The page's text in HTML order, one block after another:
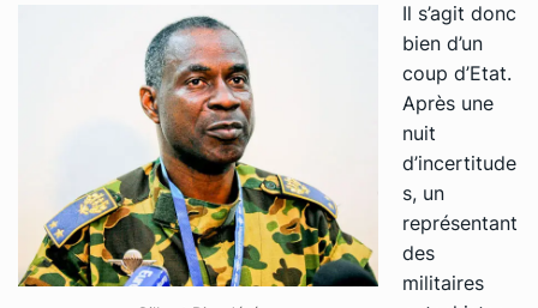
Il s’agit donc
bien d’un
coup d’Etat.
Après une
nuit
d’incertitude
s, un
représentant
des
militaires